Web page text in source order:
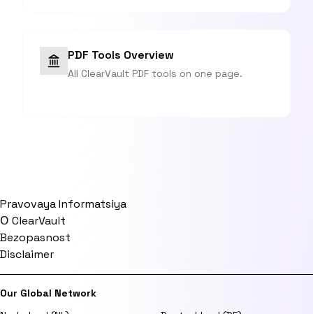
PDF Tools Overview
All ClearVault PDF tools on one page.
Pravovaya Informatsiya
О ClearVault
Bezopasnost
Disclaimer
Our Global Network